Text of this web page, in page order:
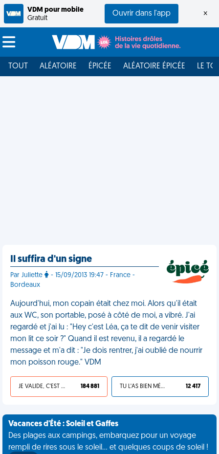
VDM pour mobile
Gratuit
Ouvrir dans l'app ×
TOUT ALÉATOIRE ÉPICÉE ALÉATOIRE ÉPICÉE LE
Il suffira d'un signe
Par Juliette
- 15/09/2013 19:47 - France -
Bordeaux
Aujourd'hui, mon copain était chez moi. Alors qu'il était
aux WC, son portable, posé à côté de moi, a vibré. J'ai
regardé et j'ai lu : "Hey c'est Léa, ça te dit de venir visiter
mon lit ce soir ?" Quand il est revenu, il a regardé le
message et m'a dit : "Je dois rentrer, j'ai oublié de nourrir
mon poisson rouge." VDM
JE VALIDE, C'EST UNE VDM 184 881 TU L'AS BIEN MÉRITÉ 12 417
Vacances d'Été : Soleil et Gaffes
Des plages aux campings, embarquez pour un voyage
rempli de rires sous le soleil... et quelques coups de soleil !